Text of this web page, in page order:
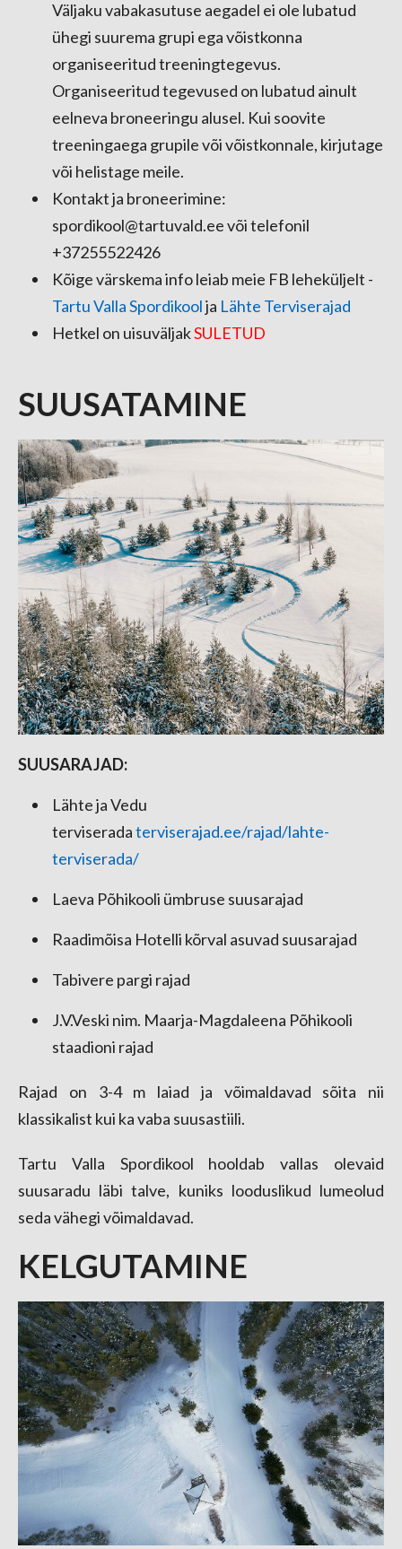
Väljaku vabakasutuse aegadel ei ole lubatud
ühegi suurema grupi ega võistkonna
organiseeritud treeningtegevus.
Organiseeritud tegevused on lubatud ainult
eelneva broneeringu alusel. Kui soovite
treeningaega grupile või võistkonnale, kirjutage
või helistage meile.
Kontakt ja broneerimine:
spordikool@tartuvald.ee või telefonil
+37255522426
Kõige värskema info leiab meie FB leheküljelt -
Tartu Valla Spordikoolja Lähte Terviserajad
Hetkel on uisuväljakSULETUD
SUUSATAMINE
SUUSARAJAD:
Lähte ja Vedu
terviseradaterviserajad.ee/rajad/lahte-
terviserada/
Laeva Põhikooli ümbruse suusarajad
Raadimõisa Hotelli kõrval asuvad suusarajad
Tabivere pargi rajad
J.V.Veski nim. Maarja-Magdaleena Põhikooli
staadioni rajad
Rajad on 3-4 m laiad ja võimaldavad sõita nii
klassikalist kui ka vaba suusastiili.
Tartu Valla Spordikool hooldab vallas olevaid
suusaradu läbi talve, kuniks looduslikud lumeolud
seda vähegi võimaldavad.
KELGUTAMINE